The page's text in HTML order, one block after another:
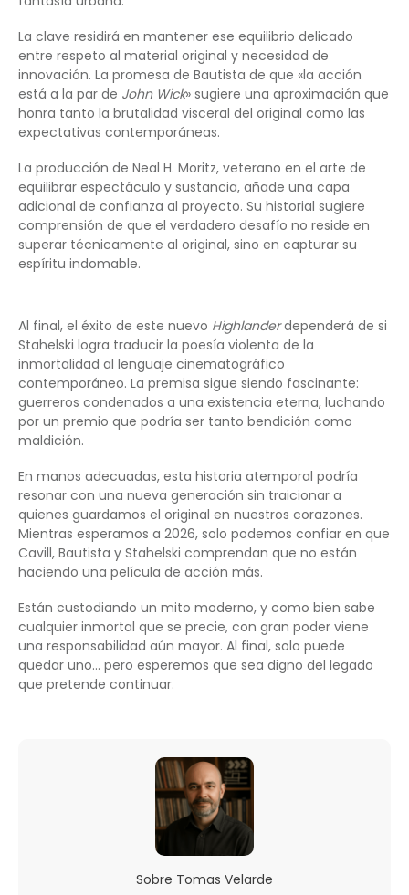
La clave residirá en mantener ese equilibrio delicado
entre respeto al material original y necesidad de
innovación. La promesa de Bautista de que «la acción
está a la par de John Wick» sugiere una aproximación que
honra tanto la brutalidad visceral del original como las
expectativas contemporáneas.
La producción de Neal H. Moritz, veterano en el arte de
equilibrar espectáculo y sustancia, añade una capa
adicional de confianza al proyecto. Su historial sugiere
comprensión de que el verdadero desafío no reside en
superar técnicamente al original, sino en capturar su
espíritu indomable.
Al final, el éxito de este nuevo Highlanderdependerá de si
Stahelski logra traducir la poesía violenta de la
inmortalidad al lenguaje cinematográfico
contemporáneo. La premisa sigue siendo fascinante:
guerreros condenados a una existencia eterna, luchando
por un premio que podría ser tanto bendición como
maldición.
En manos adecuadas, esta historia atemporal podría
resonar con una nueva generación sin traicionar a
quienes guardamos el original en nuestros corazones.
Mientras esperamos a 2026, solo podemos confiar en que
Cavill, Bautista y Stahelski comprendan que no están
haciendo una película de acción más.
Están custodiando un mito moderno, y como bien sabe
cualquier inmortal que se precie, con gran poder viene
una responsabilidad aún mayor. Al final, solo puede
quedar uno… pero esperemos que sea digno del legado
que pretende continuar.
Sobre Tomas Velarde